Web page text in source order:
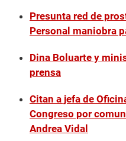
Presunta red de
Personal maniobra
Dina Boluarte y
prensa
Citan a jefa de
Congreso por
Andrea Vidal